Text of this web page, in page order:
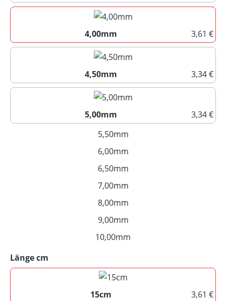
3,75mm
4,00mm
3,61 €
4,00mm
4,50mm
3,34 €
4,50mm
5,00mm
3,34 €
5,00mm
5,50mm(Diese Option ist zurzeit
6,00mm(Diese Option ist zurzeit
6,50mm(Diese Option ist zurzeit
7,00mm(Diese Option ist zurzeit
8,00mm(Diese Option ist zurzeit
9,00mm(Diese Option ist zurzeit
10,00mm
Länge cm
15cm
3,61 €